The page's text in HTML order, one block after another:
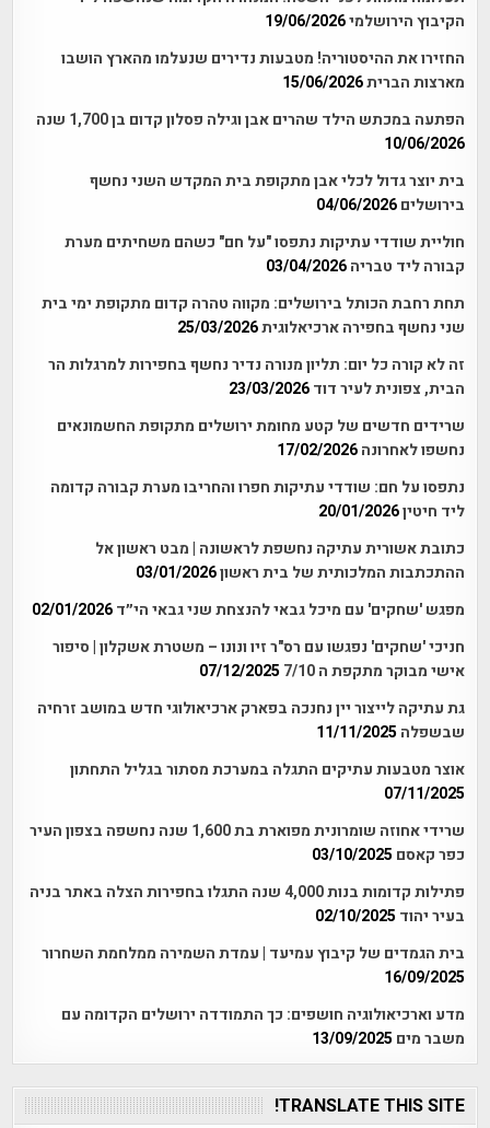
הקיבוץ הירושלמי19/06/2026
החזירו את ההיסטוריה! מטבעות נדירים שנעלמו מהארץ הושבו
מארצות הברית15/06/2026
הפתעה במכתש הילד שהרים אבן וגילה פסלון קדום בן 1,700 שנה
10/06/2026
בית יוצר גדול לכלי אבן מתקופת בית המקדש השני נחשף
בירושלים 04/06/2026
חוליית שודדי עתיקות נתפסו "על חם" כשהם משחיתים מערת
קבורה ליד טבריה 03/04/2026
תחת רחבת הכותל בירושלים: מקווה טהרה קדום מתקופת ימי בית
שני נחשף בחפירה ארכיאלוגית25/03/2026
זה לא קורה כל יום: תליון מנורה נדיר נחשף בחפירות למרגלות הר
הבית, צפונית לעיר דוד 23/03/2026
שרידים חדשים של קטע מחומת ירושלים מתקופת החשמונאים
נחשפו לאחרונה 17/02/2026
נתפסו על חם: שודדי עתיקות חפרו והחריבו מערת קבורה קדומה
ליד חיטין20/01/2026
כתובת אשורית עתיקה נחשפת לראשונה | מבט ראשון אל
ההתכתבות המלכותית של בית ראשון03/01/2026
מפגש 'שחקים' עם מיכל גבאי להנצחת שני גבאי הי״ד 02/01/2026
חניכי 'שחקים' נפגשו עם רס"ר זיו ונונו – משטרת אשקלון | סיפור
אישי מבוקר מתקפת ה 7/10
07/12/2025
גת עתיקה לייצור יין נחנכה בפארק ארכיאולוגי חדש במושב זרחיה
שבשפלה 11/11/2025
אוצר מטבעות עתיקים התגלה במערכת מסתור בגליל התחתון
07/11/2025
שרידי אחוזה שומרונית מפוארת בת 1,600 שנה נחשפה בצפון העיר
כפר קאסם 03/10/2025
פתילות קדומות בנות 4,000 שנה התגלו בחפירות הצלה באתר בניה
בעיר יהוד 02/10/2025
בית הגמדים של קיבוץ עמיעד | עמדת השמירה ממלחמת השחרור
16/09/2025
מדע וארכיאולוגיה חושפים: כך התמודדה ירושלים הקדומה עם
משבר מים 13/09/2025
TRANSLATE THIS SITE!